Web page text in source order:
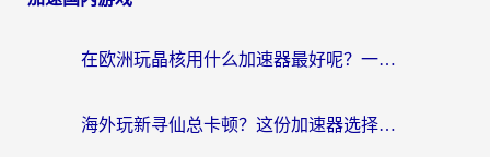
在欧洲玩晶核用什么加速器最好呢？一个老玩家的真心话
海外玩新寻仙总卡顿？这份加速器选择指南让你秒回国服流畅体验